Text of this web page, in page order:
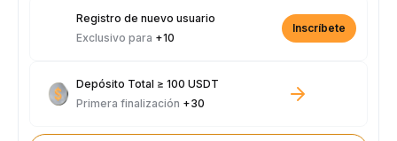
Registro de nuevo usuario
Exclusivo para +10
Inscríbete
Depósito Total ≥ 100 USDT
Primera finalización +30